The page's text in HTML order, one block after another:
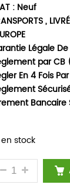
: Neuf
,
Légale
par
En 4 Fois
Bancaire
en stock
DE